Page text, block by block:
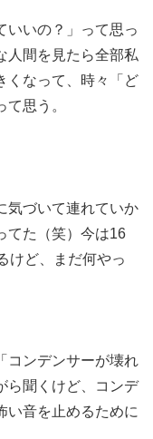
いいの？」って思っ
人間を見たら全部私
くなって、時々「ど
思う。
気づいて連れていか
てた（笑）今は16
けど、まだ何やっ
コンデンサーが壊れ
ら聞くけど、コンデ
い音を止めるために